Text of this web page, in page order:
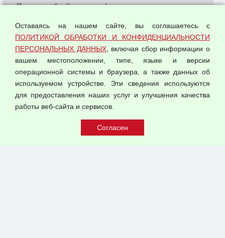
© 2026 ООО "Феникс"
Политика обработки и конфиденциальности
Согласием на обработку персональных данных
Оферта оптовой купли-продажи
Публичная оферта
Оставаясь на нашем сайте, вы соглашаетесь с
ПОЛИТИКОЙ ОБРАБОТКИ И КОНФИДЕНЦИАЛЬНОСТИ
ПЕРСОНАЛЬНЫХ ДАННЫХ, включая сбор информации о
вашем местоположении, типе, языке и версии
операционной системы и браузера, а также данных об
используемом устройстве. Эти сведения используются
для предоставления наших услуг и улучшения качества
работы веб-сайта и сервисов.